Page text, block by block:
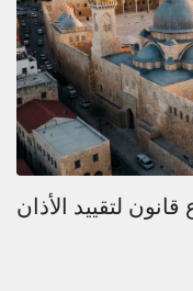
لتقييد الأذان